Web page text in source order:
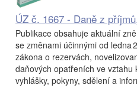
ÚZ č. 1667 - Daně z
Publikace obsahuje aktuální
se změnami účinnými od ledna
zákona o rezervách,
daňových opatřeních ve vztahu
vyhlášky, pokyny, sdělení a